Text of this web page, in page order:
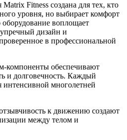
Fitness создана для тех, кто
уровня, но выбирает комфорт
воплощает
дизайн и
в профессиональной
компоненты обеспечивают
и долговечность. Каждый
интенсивной многолетней
к движению создают
между телом и